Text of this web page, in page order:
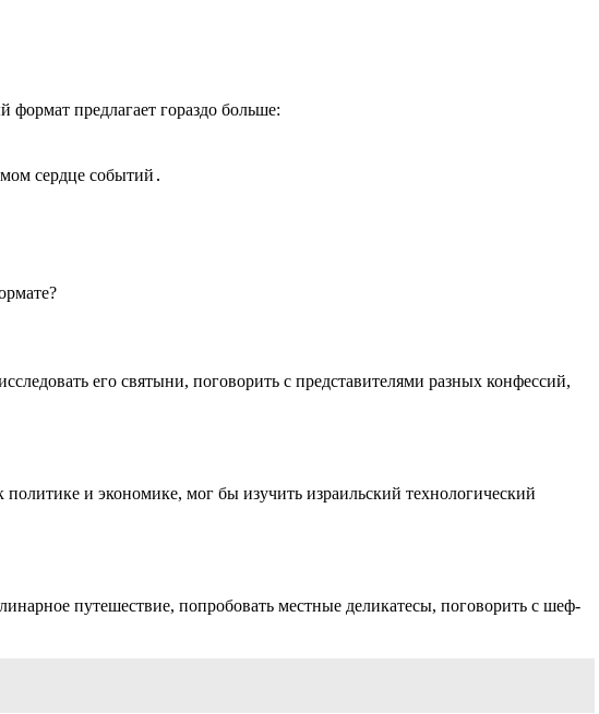
предлагает гораздо больше:
сердце событий․
его святыни, поговорить с представителями разных конфессий,
и экономике, мог бы изучить израильский технологический
путешествие, попробовать местные деликатесы, поговорить с шеф-